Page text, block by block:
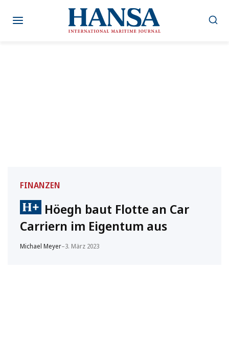
Inhalt
FINANZEN
Höegh baut Flotte an Car
Carriern im Eigentum aus
Michael Meyer–3. März 2023